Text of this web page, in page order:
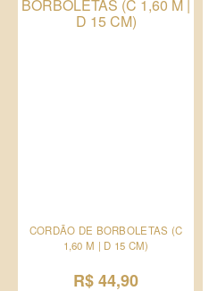
CORDÃO DE BORBOLETAS (C
1,60 M | D 15 CM)
R$ 44,90